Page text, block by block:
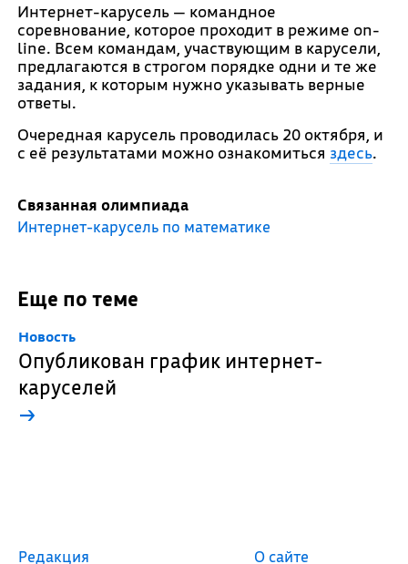
Интернет-карусель — командное
соревнование, которое проходит в режиме on-
line. Всем командам, участвующим в карусели,
предлагаются в строгом порядке одни и те же
задания, к которым нужно указывать верные
ответы.
Очередная карусель проводилась 20 октября, и
с её результатами можно ознакомиться здесь.
Связанная олимпиада
Интернет-карусель по математике
Еще по теме
Новость
Опубликован график интернет-
каруселей
→
Редакция О сайте